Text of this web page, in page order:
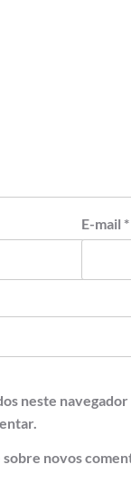
E-mail *
neste
novos